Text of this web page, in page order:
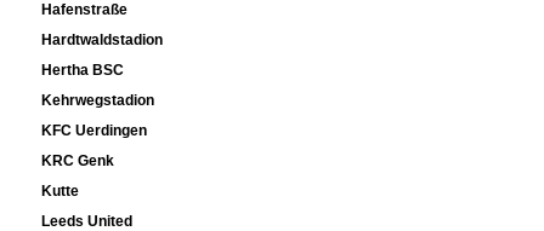
Hafenstraße
Hardtwaldstadion
Hertha BSC
Kehrwegstadion
KFC Uerdingen
KRC Genk
Kutte
Leeds United